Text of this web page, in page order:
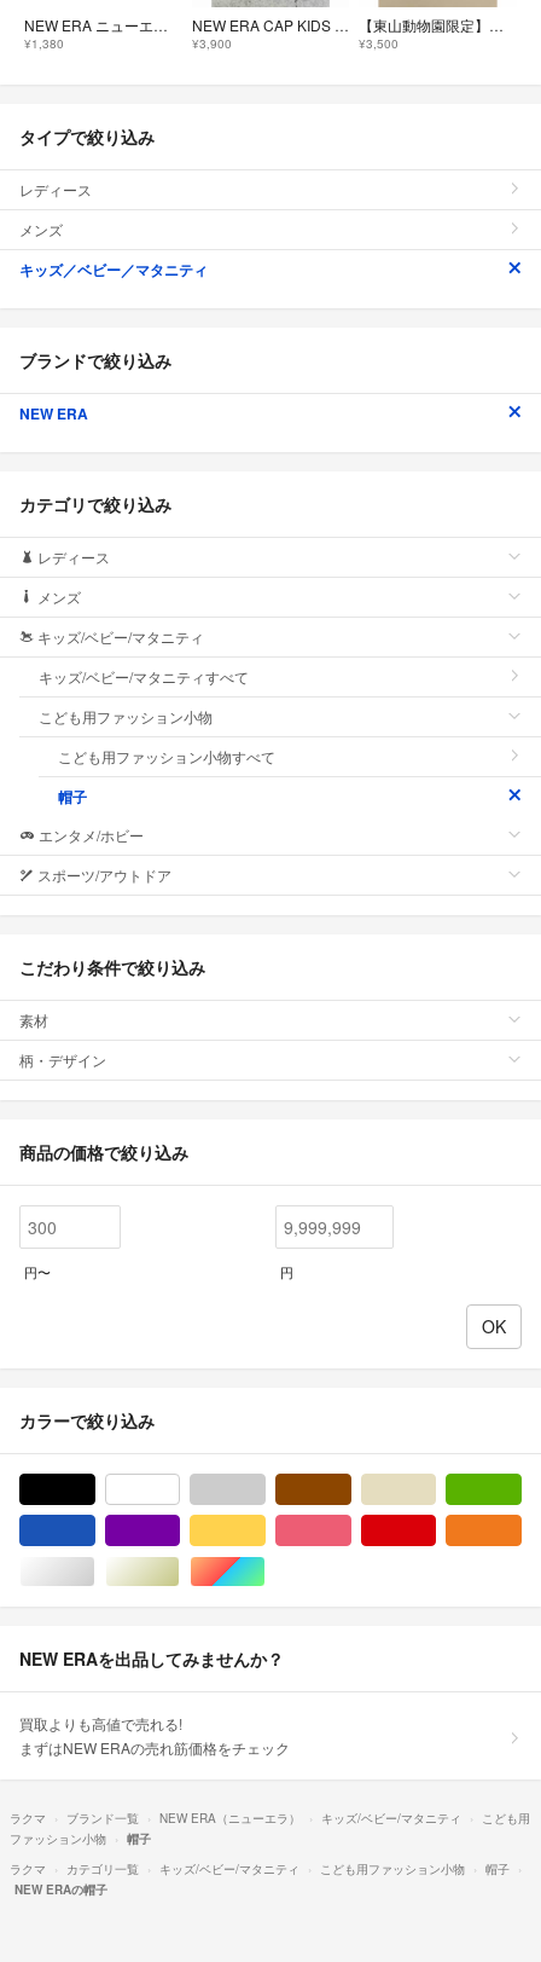
NEW ERA ニューエラ ヤシの木 刺繍 ハット 帽子 美品 54cm
¥1,380
NEW ERA CAP KIDS YOUTH 9FIFTYTコラボ ドラえもん
¥3,900
【東山動物園限定】ニューエラ キッズキャップ 花井祐介 シャバーニ
¥3,500
タイプで絞り込み
レディース
メンズ
キッズ／ベビー／マタニティ
ブランドで絞り込み
NEW ERA
カテゴリで絞り込み
レディース
メンズ
キッズ/ベビー/マタニティ
キッズ/ベビー/マタニティすべて
こども用ファッション小物
こども用ファッション小物すべて
帽子
エンタメ/ホビー
スポーツ/アウトドア
こだわり条件で絞り込み
素材
柄・デザイン
商品の価格で絞り込み
円〜 円
カラーで絞り込み
シルバー/銀色系ゴールド/金色系マルチカラー
NEW ERAを出品してみませんか？
買取よりも高値で売れる!
まずはNEW ERAの売れ筋価格をチェック
ラクマ ブランド一覧 NEW ERA（ニューエラ） キッズ/ベビー/マタニティ
こども用
ファッション小物
帽子
ラクマ
カテゴリ一覧 キッズ/ベビー/マタニティ こども用ファッション小物
帽子
NEW ERAの帽子